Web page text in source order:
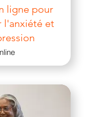
ligne pour
l'anxiété et